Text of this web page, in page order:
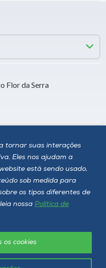
tornar suas interações
Eles nos ajudam a
está sendo usado,
sob medida para
os tipos diferentes de
nossa Política de
cookies
Flor da Serra